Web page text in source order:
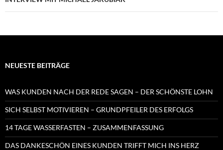
NEUESTE BEITRÄGE
WAS KUNDEN NACH DER REDE SAGEN – DER SCHÖNSTE LOHN
SICH SELBST MOTIVIEREN – GRUNDPFEILER DES ERFOLGS
14 TAGE WASSERFASTEN – ZUSAMMENFASSUNG
DAS DANKESCHÖN EINES KUNDEN TRIFFT MICH INS HERZ